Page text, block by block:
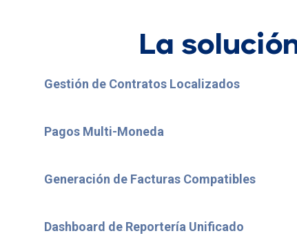
La
Gestión de Contratos Localizados
Pagos Multi-Moneda
Generación de Facturas Compatibles
Dashboard de Reportería Unificado